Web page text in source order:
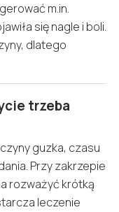
m.in.
się nagle i boli.
dlatego
trzeba
guzka, czasu
Przy zakrzepie
rozważyć krótką
leczenie